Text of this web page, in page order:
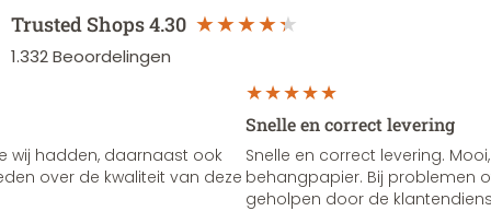
Trusted Shops4.30
1.332Beoordelingen
wij hadden, daarnaast ook
over de kwaliteit van deze
Snelle en correct levering
Snelle en correct levering.
behangpapier. Bij problemen
geholpen door de